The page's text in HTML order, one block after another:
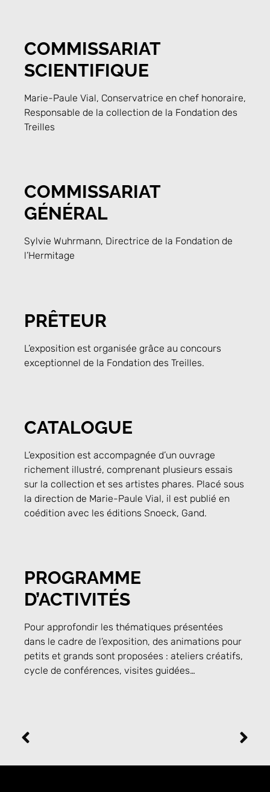
COMMISSARIAT
SCIENTIFIQUE
Marie-Paule Vial, Conservatrice en chef honoraire,
Responsable de la collection de la Fondation des
Treilles
COMMISSARIAT
GÉNÉRAL
Sylvie Wuhrmann, Directrice de la Fondation de
l’Hermitage
PRÊTEUR
L’exposition est organisée grâce au concours
exceptionnel de la Fondation des Treilles.
CATALOGUE
L’exposition est accompagnée d’un ouvrage
richement illustré, comprenant plusieurs essais
sur la collection et ses artistes phares. Placé sous
la direction de Marie-Paule Vial, il est publié en
coédition avec les éditions Snoeck, Gand.
PROGRAMME
D’ACTIVITÉS
Pour approfondir les thématiques présentées
dans le cadre de l’exposition, des animations pour
petits et grands sont proposées : ateliers créatifs,
cycle de conférences, visites guidées…